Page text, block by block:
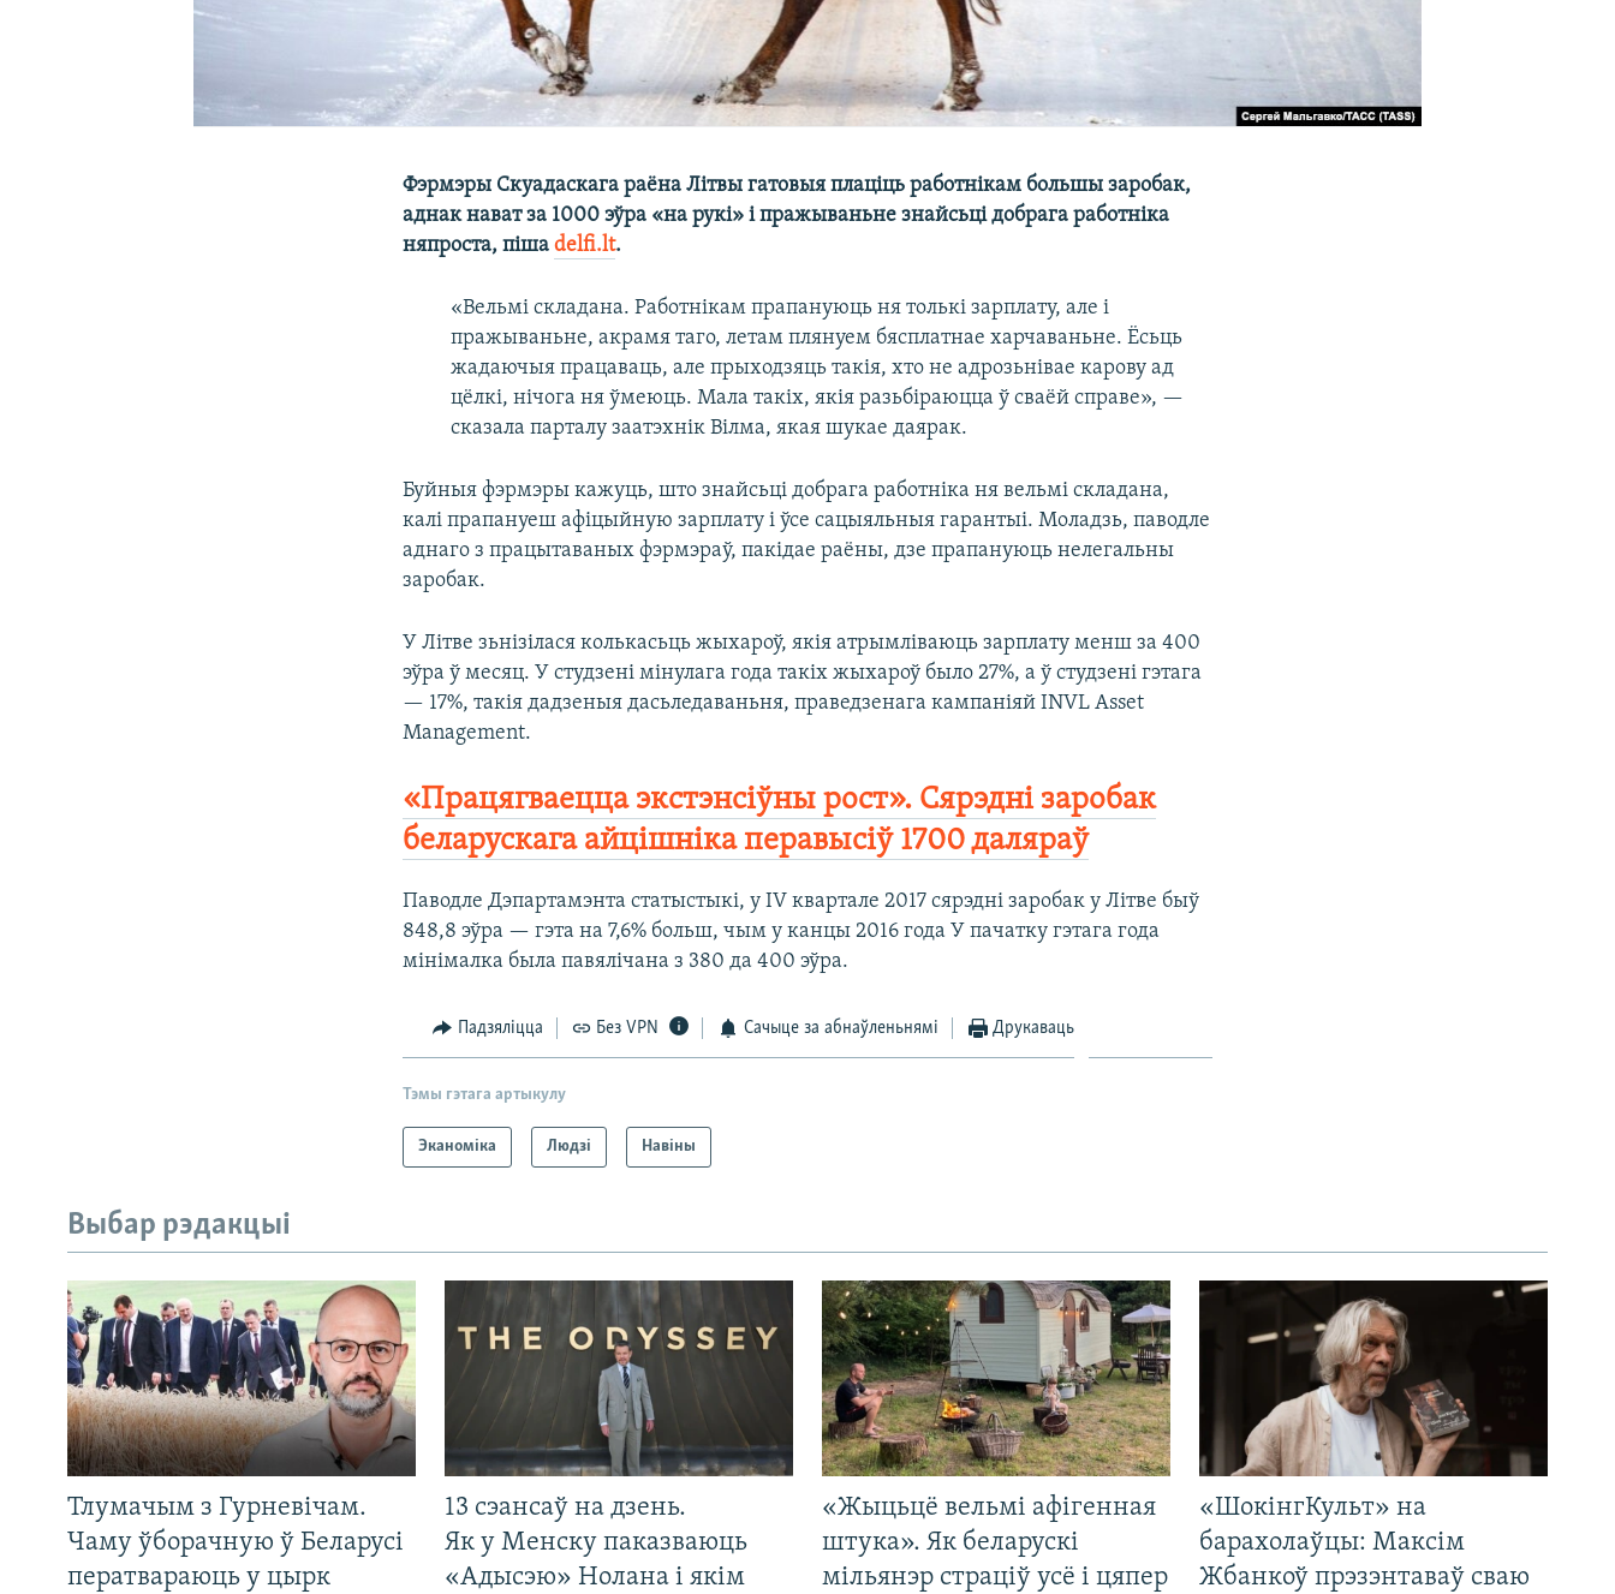
Фэрмэры Скуадаскага раёна Літвы гатовыя плаціць работнікам большы заробак,
аднак нават за 1000 эўра «на рукі» і пражываньне знайсьці добрага работніка
няпроста, пішаdelfi.lt.
«Вельмі складана. Работнікам прапануюць ня толькі зарплату, але і
пражываньне, акрамя таго, летам плянуем бясплатнае харчаваньне. Ёсьць
жадаючыя працаваць, але прыходзяць такія, хто не адрозьнівае карову ад
цёлкі, нічога ня ўмеюць. Мала такіх, якія разьбіраюцца ў сваёй справе», —
сказала парталу заатэхнік Вілма, якая шукае даярак.
Буйныя фэрмэры кажуць, што знайсьці добрага работніка ня вельмі складана,
калі прапануеш афіцыйную зарплату і ўсе сацыяльныя гарантыі. Моладзь, паводле
аднаго з працытаваных фэрмэраў, пакідае раёны, дзе прапануюць нелегальны
заробак.
У Літве зьнізілася колькасьць жыхароў, якія атрымліваюць зарплату менш за 400
эўра ў месяц. У студзені мінулага года такіх жыхароў было 27%, а ў студзені гэтага
— 17%, такія дадзеныя дасьледаваньня, праведзенага кампаніяй INVL Asset
Management.
«Працягваецца экстэнсіўны рост». Сярэдні заробак
беларускага айцішніка перавысіў 1700 даляраў
Паводле Дэпартамэнта статыстыкі, у IV квартале 2017 сярэдні заробак у Літве быў
848,8 эўра — гэта на 7,6% больш, чым у канцы 2016 года У пачатку гэтага года
мінімалка была павялічана з 380 да 400 эўра.
Падзяліцца Без VPN Сачыце за абнаўленьнямі Друкаваць
Тэмы гэтага артыкулу
Эканоміка Людзі Навіны
Выбар рэдакцыі
Тлумачым з Гурневічам.
Чаму ўборачную ў Беларусі
ператвараюць у цырк
13 сэансаў на дзень.
Як у Менску паказваюць
«Адысэю» Нолана і якім
«Жыцьцё вельмі афігенная
штука». Як беларускі
мільянэр страціў усё і цяпер
«ШокінгКульт» на
барахолаўцы: Максім
Жбанкоў прэзэнтаваў сваю